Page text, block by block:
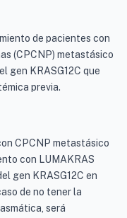
de pacientes con
(CPCNP) metastásico
gen KRASG12C que
previa.
CPCNP metastásico
con LUMAKRAS
gen KRASG12C en
de no tener la
será